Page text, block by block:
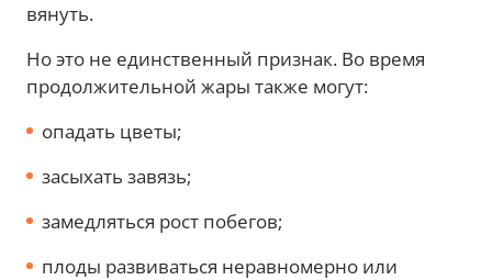
вянуть.
Но это не единственный признак. Во время
продолжительной жары также могут:
опадать цветы;
засыхать завязь;
замедляться рост побегов;
плоды развиваться неравномерно или